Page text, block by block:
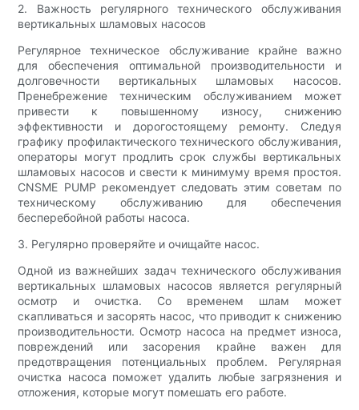
2. Важность регулярного технического обслуживания
вертикальных шламовых насосов
Регулярное техническое обслуживание крайне важно
для обеспечения оптимальной производительности и
долговечности вертикальных шламовых насосов.
Пренебрежение техническим обслуживанием может
привести к повышенному износу, снижению
эффективности и дорогостоящему ремонту. Следуя
графику профилактического технического обслуживания,
операторы могут продлить срок службы вертикальных
шламовых насосов и свести к минимуму время простоя.
CNSME PUMP рекомендует следовать этим советам по
техническому обслуживанию для обеспечения
бесперебойной работы насоса.
3. Регулярно проверяйте и очищайте насос.
Одной из важнейших задач технического обслуживания
вертикальных шламовых насосов является регулярный
осмотр и очистка. Со временем шлам может
скапливаться и засорять насос, что приводит к снижению
производительности. Осмотр насоса на предмет износа,
повреждений или засорения крайне важен для
предотвращения потенциальных проблем. Регулярная
очистка насоса поможет удалить любые загрязнения и
отложения, которые могут помешать его работе.